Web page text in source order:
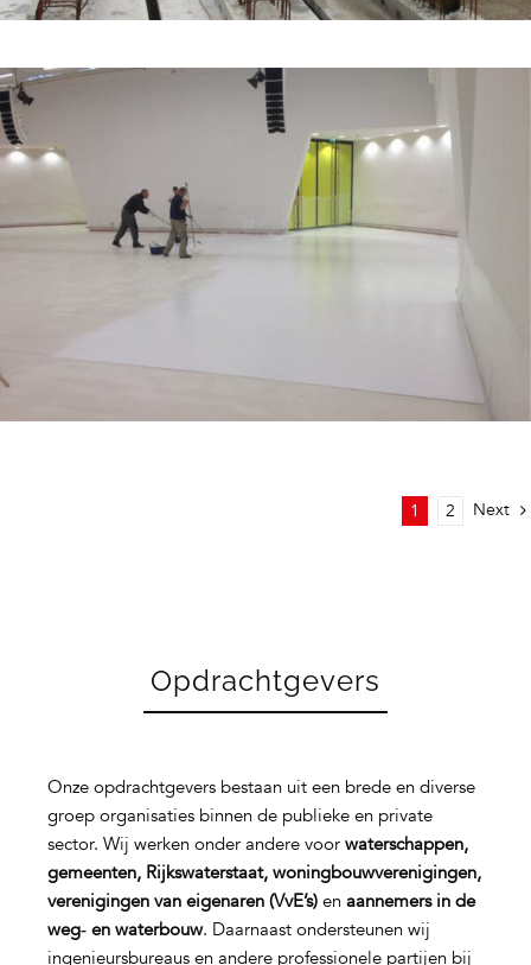
1 2 Next
Opdrachtgevers
Onze opdrachtgevers bestaan uit een brede en diverse
groep organisaties binnen de publieke en private
sector. Wij werken onder andere voor waterschappen,
gemeenten, Rijkswaterstaat, woningbouwverenigingen,
verenigingen van eigenaren (VvE’s)en aannemers in de
weg‑ en waterbouw. Daarnaast ondersteunen wij
ingenieursbureaus en andere professionele partijen bij